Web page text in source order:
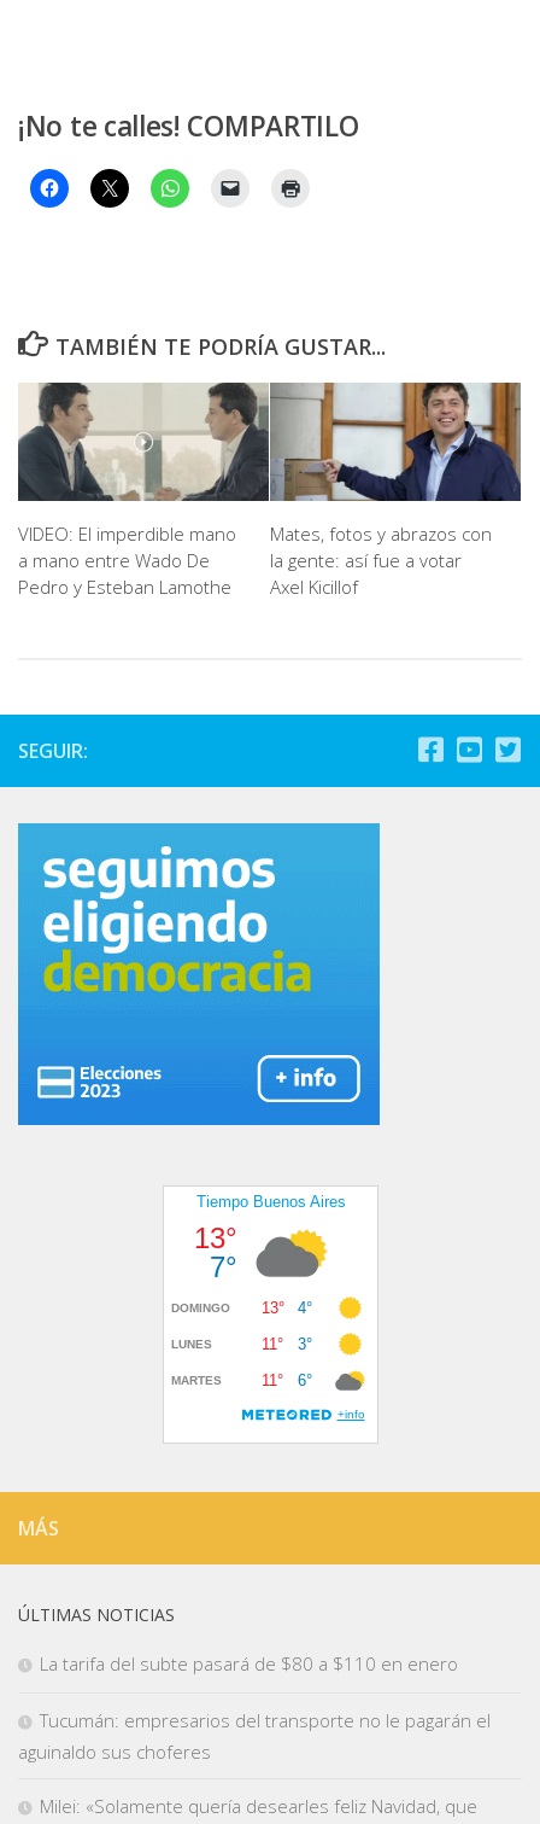
¡No te calles! COMPARTILO
TAMBIÉN TE PODRÍA GUSTAR...
VIDEO: El imperdible mano
a mano entre Wado De
Pedro y Esteban Lamothe
Mates, fotos y abrazos con
la gente: así fue a votar
Axel Kicillof
SEGUIR:
MÁS
ÚLTIMAS NOTICIAS
La tarifa del subte pasará de $80 a $110 en enero
Tucumán: empresarios del transporte no le pagarán el
aguinaldo sus choferes
Milei: «Solamente quería desearles feliz Navidad, que